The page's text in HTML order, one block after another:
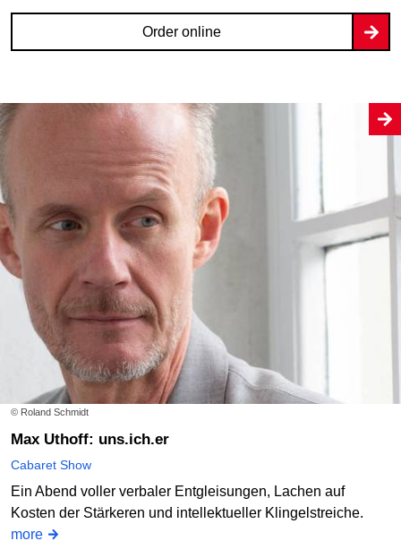
Order online
© Roland Schmidt
Max Uthoff: uns.ich.er
Cabaret Show
Ein Abend voller verbaler Entgleisungen, Lachen auf
Kosten der Stärkeren und intellektueller Klingelstreiche.
more